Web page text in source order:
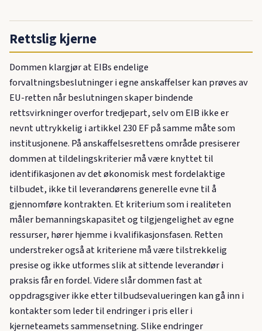
Rettslig kjerne
Dommen klargjør at EIBs endelige
forvaltningsbeslutninger i egne anskaffelser kan prøves av
EU-retten når beslutningen skaper bindende
rettsvirkninger overfor tredjepart, selv om EIB ikke er
nevnt uttrykkelig i artikkel 230 EF på samme måte som
institusjonene. På anskaffelsesrettens område presiserer
dommen at tildelingskriterier må være knyttet til
identifikasjonen av det økonomisk mest fordelaktige
tilbudet, ikke til leverandørens generelle evne til å
gjennomføre kontrakten. Et kriterium som i realiteten
måler bemanningskapasitet og tilgjengelighet av egne
ressurser, hører hjemme i kvalifikasjonsfasen. Retten
understreker også at kriteriene må være tilstrekkelig
presise og ikke utformes slik at sittende leverandør i
praksis får en fordel. Videre slår dommen fast at
oppdragsgiver ikke etter tilbudsevalueringen kan gå inn i
kontakter som leder til endringer i pris eller i
kjerneteamets sammensetning. Slike endringer